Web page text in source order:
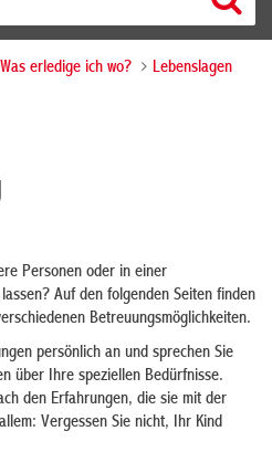
Was erledige ich wo? Lebenslagen
Personen oder in einer
Auf den folgenden Seiten finden
Betreuungsmöglichkeiten.
persönlich an und sprechen Sie
über Ihre speziellen Bedürfnisse.
den Erfahrungen, die sie mit der
Vergessen Sie nicht, Ihr Kind